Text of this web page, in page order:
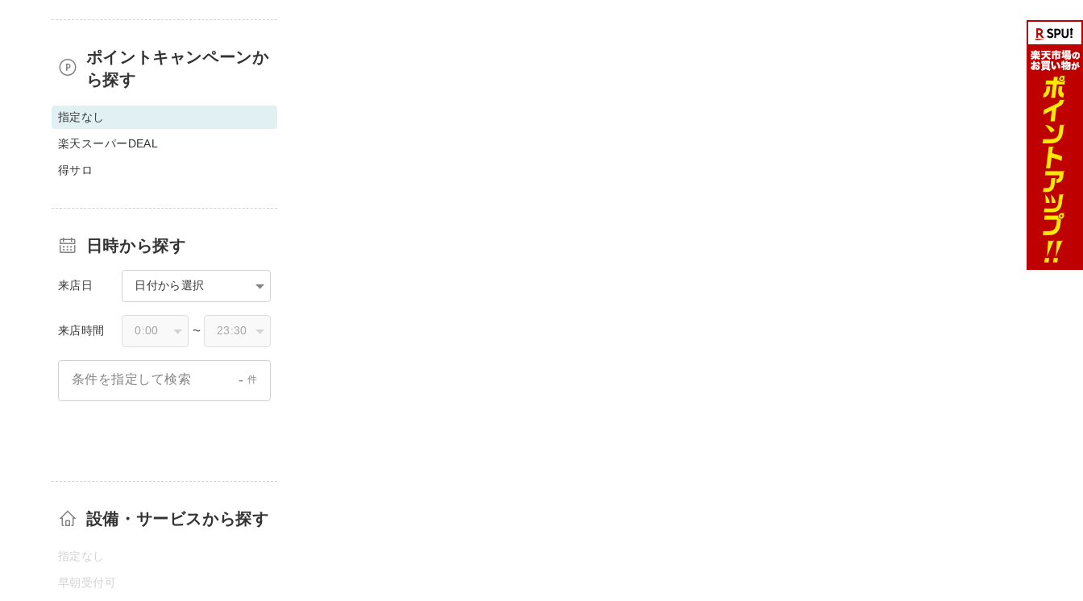
ポイントキャンペーンか
ら探す
指定なし
楽天スーパーDEAL
得サロ
日時から探す
来店日 日付から選択
来店時間 〜
条件を指定して検索 - 件
設備・サービスから探す
指定なし
早朝受付可